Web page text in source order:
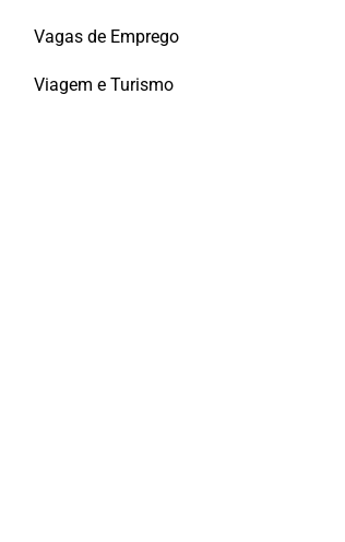
Vagas de Emprego
Viagem e Turismo